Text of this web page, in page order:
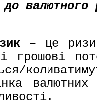
до валютного
– це
грошові